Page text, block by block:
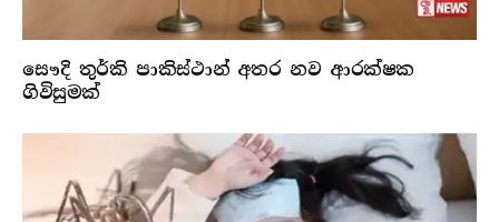
සෞදි තුර්කි පාකිස්ථාන් අතර නව ආරක්ෂක
ගිවිසුමක්